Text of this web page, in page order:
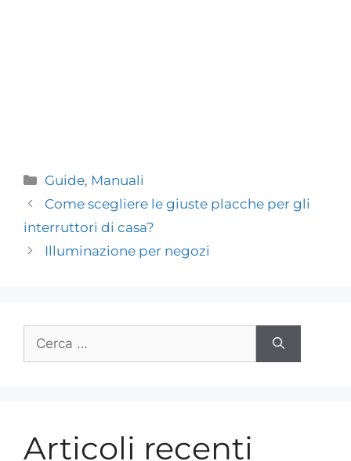
Guide, Manuali
Come scegliere le giuste placche per gli
interruttori di casa?
Illuminazione per negozi
Articoli recenti